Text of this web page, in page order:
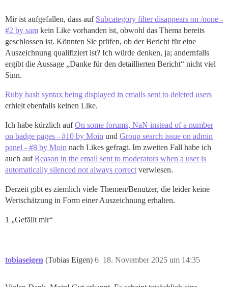
Mir ist aufgefallen, dass auf Subcategory filter disappears on /none -
#2 by sam kein Like vorhanden ist, obwohl das Thema bereits
geschlossen ist. Könnten Sie prüfen, ob der Bericht für eine
Auszeichnung qualifiziert ist? Ich würde denken, ja; andernfalls
ergibt die Aussage „Danke für den detaillierten Bericht“ nicht viel
Sinn.
Ruby hash syntax being displayed in emails sent to deleted users
erhielt ebenfalls keinen Like.
Ich habe kürzlich aufOn some forums, NaN instead of a number
on badge pages - #10 by Moin und Group search issue on admin
panel - #8 by Moin nach Likes gefragt. Im zweiten Fall habe ich
auch aufReason in the email sent to moderators when a user is
automatically silenced not always correct verwiesen.
Derzeit gibt es ziemlich viele Themen/Benutzer, die leider keine
Wertschätzung in Form einer Auszeichnung erhalten.
1 „Gefällt mir“
tobiaseigen (Tobias Eigen) 18. November 2025 um 14:35
6